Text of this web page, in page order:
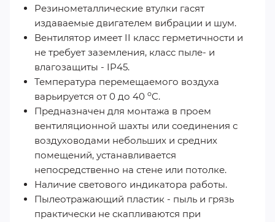
Резинометаллические втулки гасят
издаваемые двигателем вибрации и шум.
Вентилятор имеет II класс герметичности и
не требует заземления, класс пыле- и
влагозащиты - IP45.
Температура перемещаемого воздуха
варьируется от 0 до 40 oC.
Предназначен для монтажа в проем
вентиляционной шахты или соединения с
воздуховодами небольших и средних
помещений, устанавливается
непосредственно на стене или потолке.
Наличие светового индикатора работы.
Пылеотражающий пластик - пыль и грязь
практически не скапливаются при